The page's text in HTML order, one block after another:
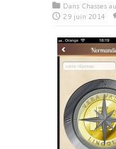
Dans Chasses
29 juin 2014